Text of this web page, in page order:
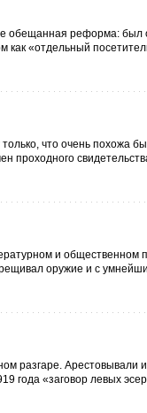
обещанная реформа: был
как «отдельный
что очень похожа
проходного
и общественном
оружие и с
разгаре.
года «заговор левых